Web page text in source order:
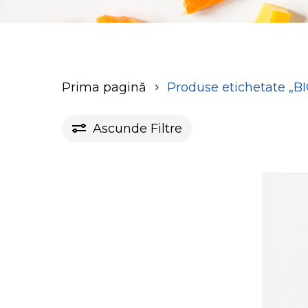
Prima pagină Produse etichetate
Ascunde Filtre